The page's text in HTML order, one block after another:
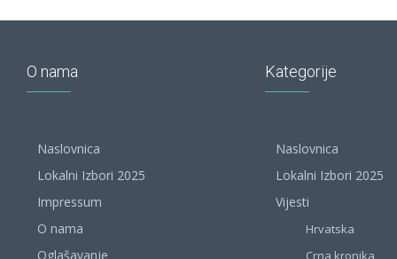
O nama
Naslovnica
Lokalni Izbori 2025
Impressum
O nama
Oglašavanje
Kategorije
Naslovnica
Lokalni Izbori 2025
Vijesti
Hrvatska
Crna kronika